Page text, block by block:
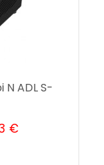
N ADL S-
€